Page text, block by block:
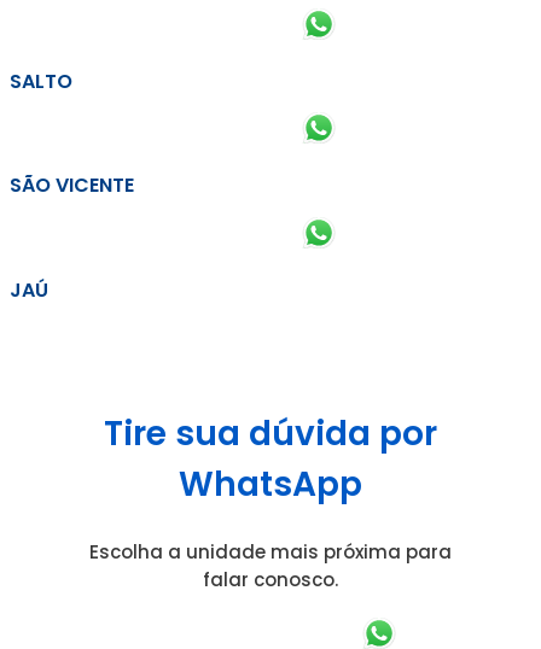
SALTO
SÃO VICENTE
JAÚ
Tire sua dúvida por
WhatsApp
Escolha a unidade mais próxima para
falar conosco.